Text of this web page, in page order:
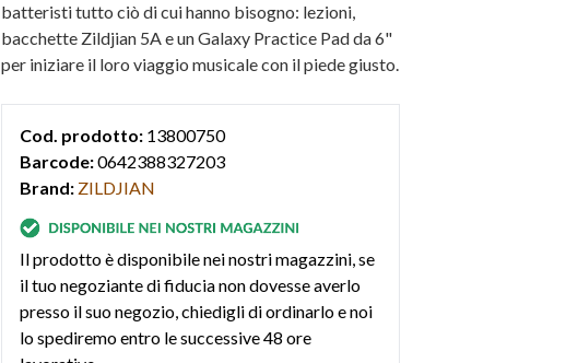
batteristi tutto ciò di cui hanno bisogno: lezioni,
bacchette Zildjian 5A e un Galaxy Practice Pad da 6"
per iniziare il loro viaggio musicale con il piede giusto.
Cod. prodotto: 13800750
Barcode:0642388327203
Brand: ZILDJIAN
Il prodotto è disponibile nei nostri magazzini, se
il tuo negoziante di fiducia non dovesse averlo
presso il suo negozio, chiedigli di ordinarlo e noi
lo spediremo entro le successive 48 ore